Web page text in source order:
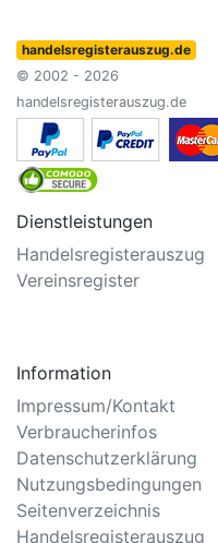
handelsregisterauszug.de
© 2002 - 2026
handelsregisterauszug.de
Dienstleistungen
Handelsregisterauszug
Vereinsregister
Information
Impressum/Kontakt
Verbraucherinfos
Datenschutzerklärung
Nutzungsbedingungen
Seitenverzeichnis
Handelsregisterauszug